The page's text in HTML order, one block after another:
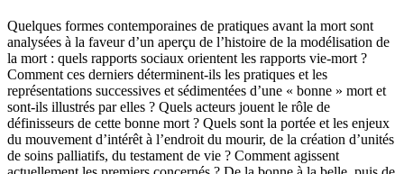
Quelques formes contemporaines de pratiques avant la mort sont
analysées à la faveur d’un aperçu de l’histoire de la modélisation de
la mort : quels rapports sociaux orientent les rapports vie-mort ?
Comment ces derniers déterminent-ils les pratiques et les
représentations successives et sédimentées d’une « bonne » mort et
sont-ils illustrés par elles ? Quels acteurs jouent le rôle de
définisseurs de cette bonne mort ? Quels sont la portée et les enjeux
du mouvement d’intérêt à l’endroit du mourir, de la création d’unités
de soins palliatifs, du testament de vie ? Comment agissent